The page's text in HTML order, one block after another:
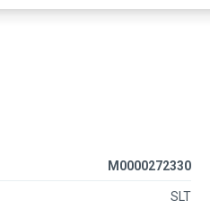
М0000272330
SLT